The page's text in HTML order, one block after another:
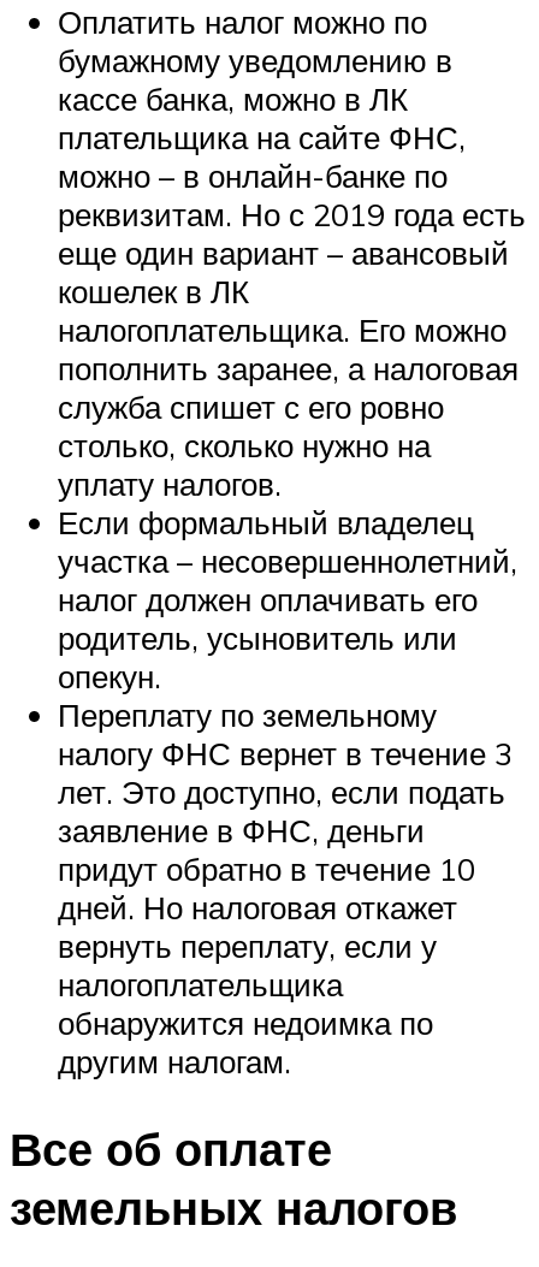
Оплатить налог можно по
бумажному уведомлению в
кассе банка, можно в ЛК
плательщика на сайте ФНС,
можно – в онлайн-банке по
реквизитам. Но с 2019 года есть
еще один вариант – авансовый
кошелек в ЛК
налогоплательщика. Его можно
пополнить заранее, а налоговая
служба спишет с его ровно
столько, сколько нужно на
уплату налогов.
Если формальный владелец
участка – несовершеннолетний,
налог должен оплачивать его
родитель, усыновитель или
опекун.
Переплату по земельному
налогу ФНС вернет в течение 3
лет. Это доступно, если подать
заявление в ФНС, деньги
придут обратно в течение 10
дней. Но налоговая откажет
вернуть переплату, если у
налогоплательщика
обнаружится недоимка по
другим налогам.
Все об оплате
земельных налогов